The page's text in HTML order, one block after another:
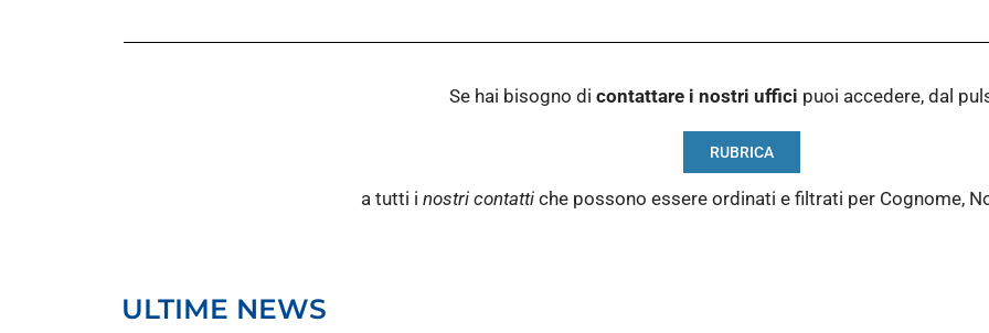
Se hai bisogno di contattare i nostri uffici puoi accedere, dal
RUBRICA
a tutti i nostri contatti che possono essere ordinati e filtrati per Cognome,
ULTIME NEWS